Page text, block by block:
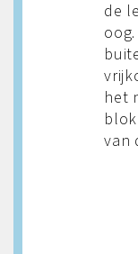
de
het
van